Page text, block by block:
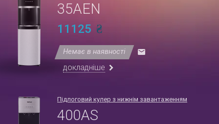
35AEN
11125
Немає в наявності
докладніше
Підлоговий кулер з нижнім завантаженням
400AS